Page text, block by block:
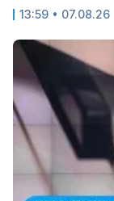
13:59 • 07.08.26